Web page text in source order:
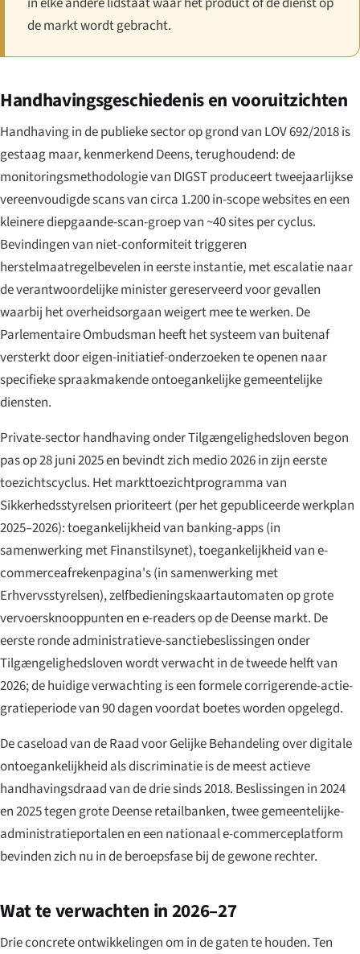
de markt wordt gebracht.
Handhavingsgeschiedenis en vooruitzichten
Handhaving in de publieke sector op grond van LOV 692/2018 is
gestaag maar, kenmerkend Deens, terughoudend: de
monitoringsmethodologie van DIGST produceert tweejaarlijkse
vereenvoudigde scans van circa 1.200 in-scope websites en een
kleinere diepgaande-scan-groep van ~40 sites per cyclus.
Bevindingen van niet-conformiteit triggeren
herstelmaatregelbevelen in eerste instantie, met escalatie naar
de verantwoordelijke minister gereserveerd voor gevallen
waarbij het overheidsorgaan weigert mee te werken. De
Parlementaire Ombudsman heeft het systeem van buitenaf
versterkt door eigen-initiatief-onderzoeken te openen naar
specifieke spraakmakende ontoegankelijke gemeentelijke
diensten.
Private-sector handhaving onder Tilgængelighedsloven begon
pas op 28 juni 2025 en bevindt zich medio 2026 in zijn eerste
toezichtscyclus. Het markttoezichtprogramma van
Sikkerhedsstyrelsen prioriteert (per het gepubliceerde werkplan
2025–2026): toegankelijkheid van banking-apps (in
samenwerking met Finanstilsynet), toegankelijkheid van e-
commerceafrekenpagina's (in samenwerking met
Erhvervsstyrelsen), zelfbedieningskaartautomaten op grote
vervoersknooppunten en e-readers op de Deense markt. De
eerste ronde administratieve-sanctiebeslissingen onder
Tilgængelighedsloven wordt verwacht in de tweede helft van
2026; de huidige verwachting is een formele corrigerende-actie-
gratieperiode van 90 dagen voordat boetes worden opgelegd.
De caseload van de Raad voor Gelijke Behandeling over digitale
ontoegankelijkheid als discriminatie is de meest actieve
handhavingsdraad van de drie sinds 2018. Beslissingen in 2024
en 2025 tegen grote Deense retailbanken, twee gemeentelijke-
administratieportalen en een nationaal e-commerceplatform
bevinden zich nu in de beroepsfase bij de gewone rechter.
Wat te verwachten in 2026–27
Drie concrete ontwikkelingen om in de gaten te houden. Ten